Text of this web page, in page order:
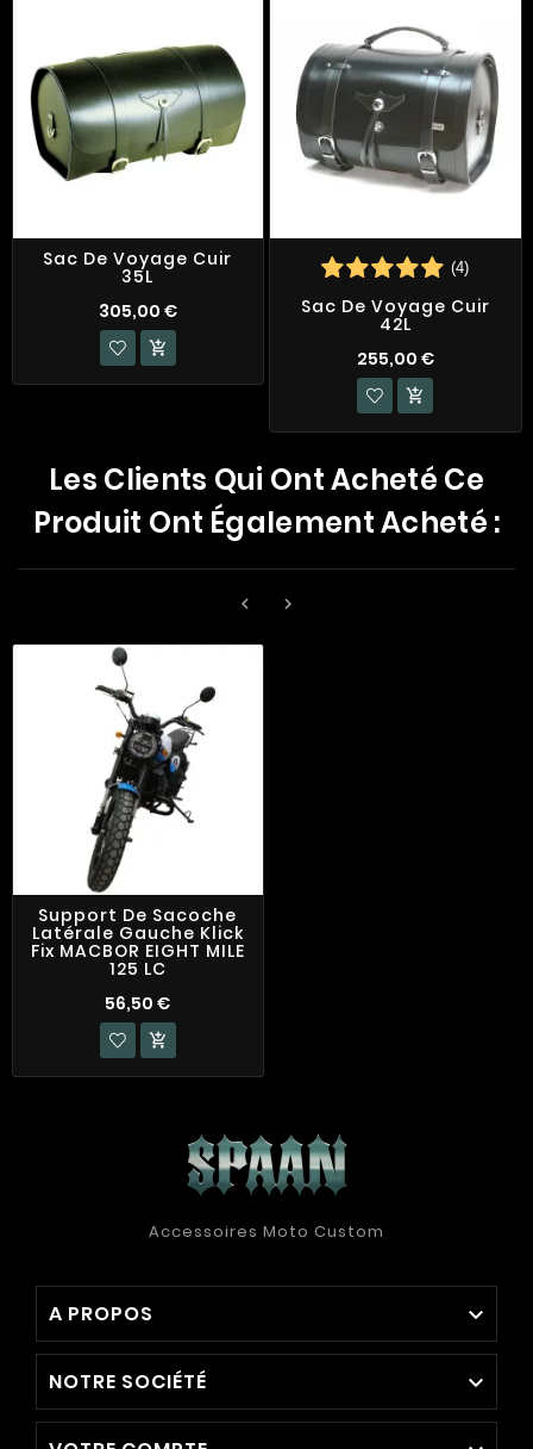
Sac De Voyage Cuir
35L
305,00 €

(4)
Sac De Voyage Cuir
42L
255,00 €

Les Clients Qui Ont Acheté Ce
Produit Ont Également Acheté :
 
Support De Sacoche
Latérale Gauche Klick
Fix MACBOR EIGHT MILE
125 LC
56,50 €

Accessoires Moto Custom
A PROPOS 
NOTRE SOCIÉTÉ 